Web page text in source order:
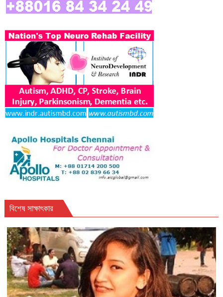
বিশেষ সাক্ষাৎকার